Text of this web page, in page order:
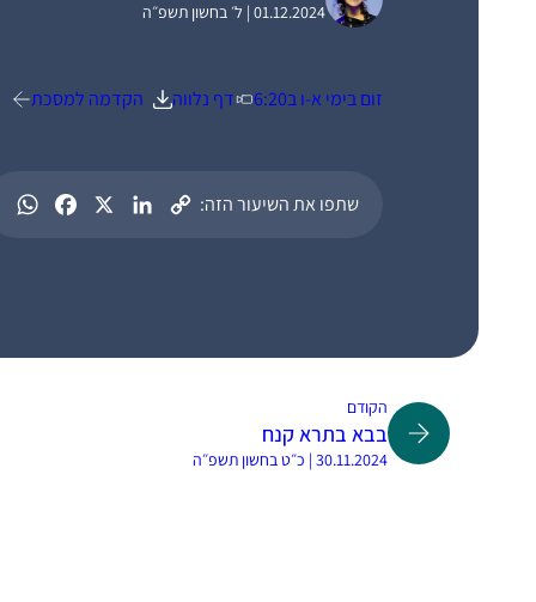
01.12.2024 | ל׳ בחשון תשפ״ה
זום בימי א-ו ב6:20 דף נלווה הקדמה למסכת
שתפו את השיעור הזה:
הקודם
בבא בתרא קנח
30.11.2024 | כ״ט בחשון תשפ״ה